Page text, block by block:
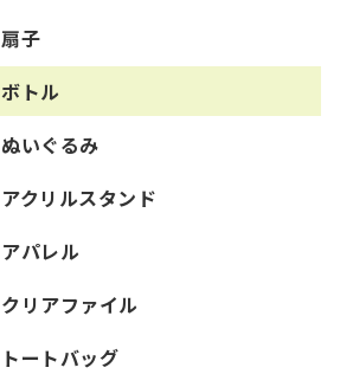
扇子
ボトル
ぬいぐるみ
アクリルスタンド
アパレル
クリアファイル
トートバッグ